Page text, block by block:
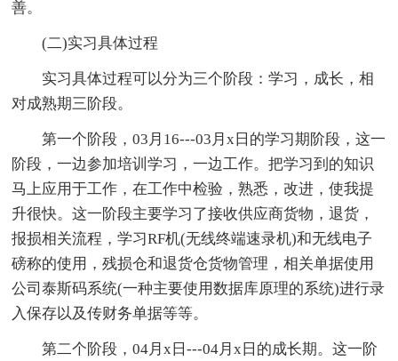
善。
(二)实习具体过程
实习具体过程可以分为三个阶段：学习，成长，相
对成熟期三阶段。
第一个阶段，03月16---03月x日的学习期阶段，这一
阶段，一边参加培训学习，一边工作。把学习到的知识
马上应用于工作，在工作中检验，熟悉，改进，使我提
升很快。这一阶段主要学习了接收供应商货物，退货，
报损相关流程，学习RF机(无线终端速录机)和无线电子
磅称的使用，残损仓和退货仓货物管理，相关单据使用
公司泰斯码系统(一种主要使用数据库原理的系统)进行录
入保存以及传财务单据等等。
第二个阶段，04月x日---04月x日的成长期。这一阶